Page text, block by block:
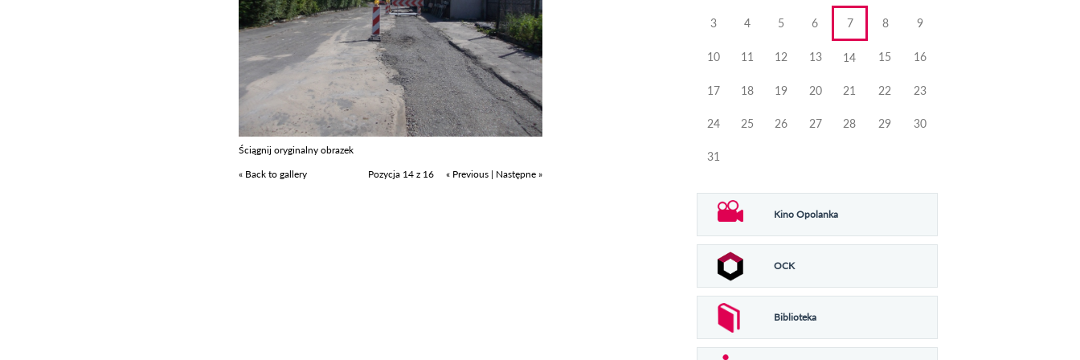
Ściągnij oryginalny obrazek
« Back to gallery
Pozycja 14 z 16 « Previous | Następne »
3 4 5 6 7 8 9
10 11 12 13 14 15 16
17 18 19 20 21 22 23
24 25 26 27 28 29 30
31
Kino Opolanka
OCK
Biblioteka